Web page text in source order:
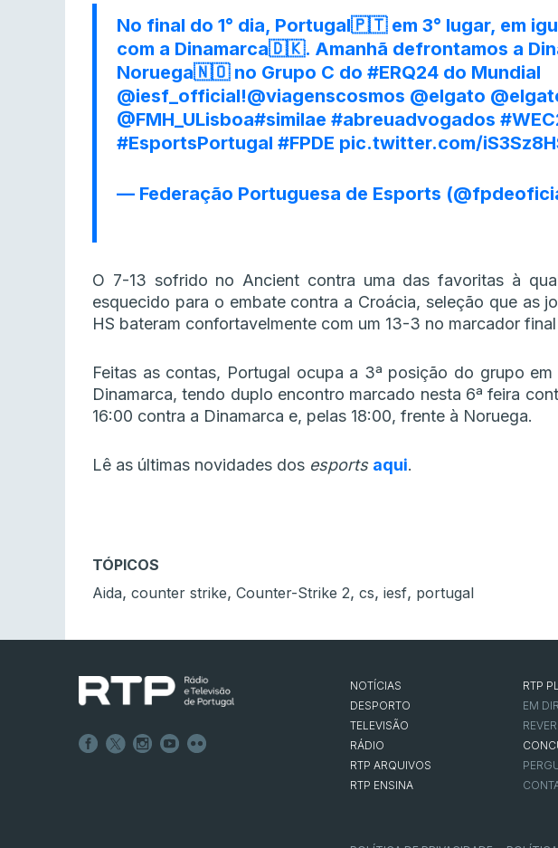
No final do 1° dia, Portugal🇵🇹 em 3° lugar, em
com a Dinamarca🇩🇰. Amanhã defrontamos a
Noruega🇳🇴 no Grupo C do #ERQ24 do Mundial
@iesf_official!@viagenscosmos @elgato
@FMH_ULisboa#similae #abreuadvogados
#EsportsPortugal #FPDE pic.twitter.com/
— Federação Portuguesa de Esports
O 7-13 sofrido no Ancient contra uma das favoritas à
esquecido para o embate contra a Croácia, seleção que as
HS bateram confortavelmente com um 13-3 no marcador
Feitas as contas, Portugal ocupa a 3ª posição do grupo
Dinamarca, tendo duplo encontro marcado nesta 6ª feira
16:00 contra a Dinamarca e, pelas 18:00, frente à Noruega.
Lê as últimas novidades dos esports aqui.
TÓPICOS
Aida, counter strike, Counter-Strike 2, cs, iesf, portugal
NOTÍCIAS
DESPORTO
TELEVISÃO
RÁDIO
RTP ARQUIVOS
RTP ENSINA
RTP
EM